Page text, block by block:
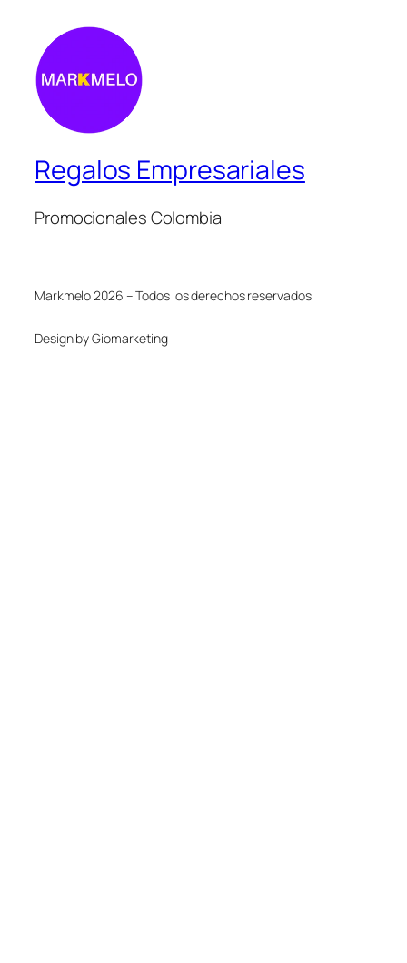
Regalos Empresariales
Promocionales Colombia
Markmelo 2026 – Todos los derechos reservados
Design by Giomarketing